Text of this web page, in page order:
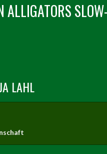
ALLIGATORS
LAHL